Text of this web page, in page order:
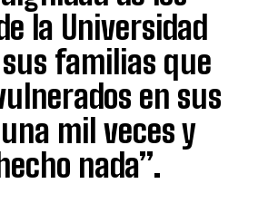
la Universidad
familias que
en sus
mil veces y
nada”.